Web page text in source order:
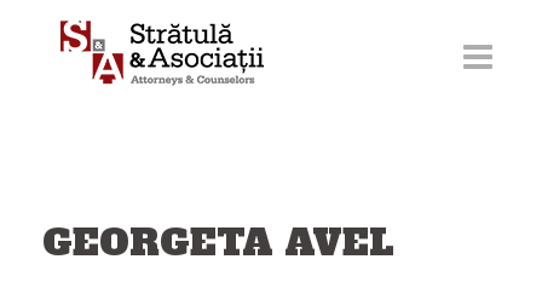
GEORGETA AVEL